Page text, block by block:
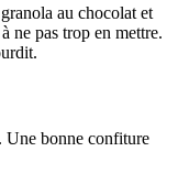
au chocolat et
ne pas trop en mettre.
Une bonne confiture